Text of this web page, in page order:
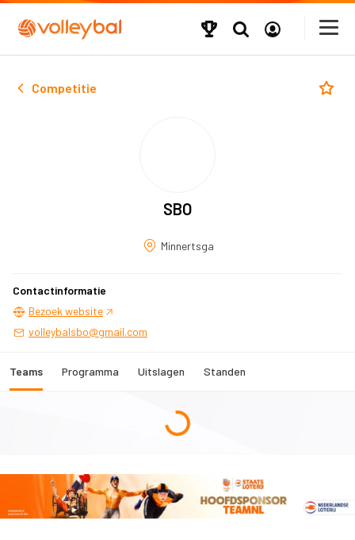
Competitie
SBO
Minnertsga
Contactinformatie
Bezoek website
volleybalsbo@gmail.com
Teams Programma Uitslagen Standen